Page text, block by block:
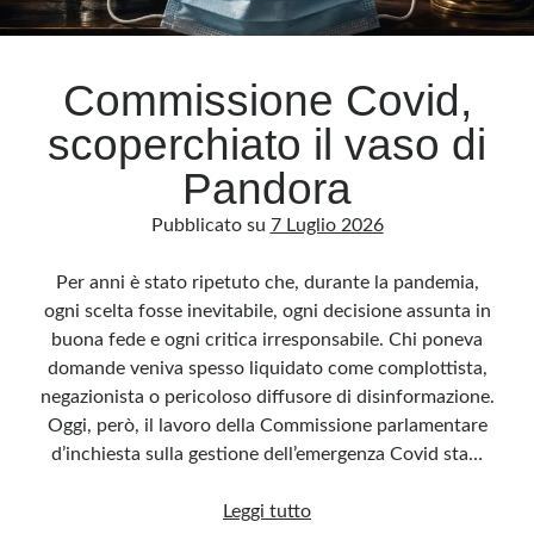
Archivio
Archivi
Questo blog non rappresenta una testata giornalistica, in quanto viene aggiornato
senza alcuna periodicità. Non può pertanto considerarsi un prodotto editoriale ai
sensi della legge n· 62 del 7.03.2001. L’autore non è responsabile di quanto
pubblicato dai lettori nei commenti ai vari post. Saranno comunque cancellati quelli
ritenuti offensivi o lesivi dell’immagine o dell’onorabilità di terzi, di genere spam,
razzisti o che contengano dati personali non conformi al rispetto delle norme sulla
privacy. Alcune immagini inserite in questo blog sono tratte da Internet e, pertanto,
considerate di pubblico dominio. Qualora la loro pubblicazione violasse eventuali
diritti d’autore, vi invito a comunicarlo via e-mail a info[at]dinovalle.it e saranno
Commissione Covid,
scoperchiato il vaso di
Pandora
Pubblicato su 7 Luglio 2026
Per anni è stato ripetuto che, durante la pandemia,
ogni scelta fosse inevitabile, ogni decisione assunta in
buona fede e ogni critica irresponsabile. Chi poneva
domande veniva spesso liquidato come complottista,
negazionista o pericoloso diffusore di disinformazione.
Oggi, però, il lavoro della Commissione parlamentare
d’inchiesta sulla gestione dell’emergenza Covid sta…
Leggi tuttoCommissione